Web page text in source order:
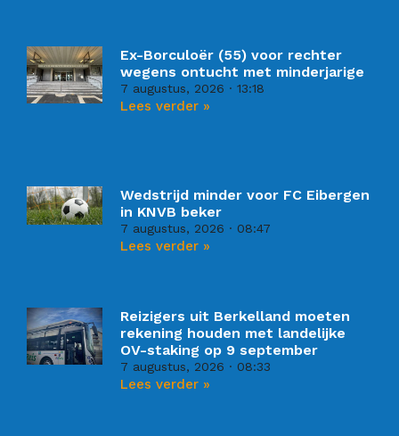
Ex-Borculoër (55) voor rechter
wegens ontucht met minderjarige
7 augustus, 2026 13:18
Lees verder »
Wedstrijd minder voor FC Eibergen
in KNVB beker
7 augustus, 2026 08:47
Lees verder »
Reizigers uit Berkelland moeten
rekening houden met landelijke
OV-staking op 9 september
7 augustus, 2026 08:33
Lees verder »